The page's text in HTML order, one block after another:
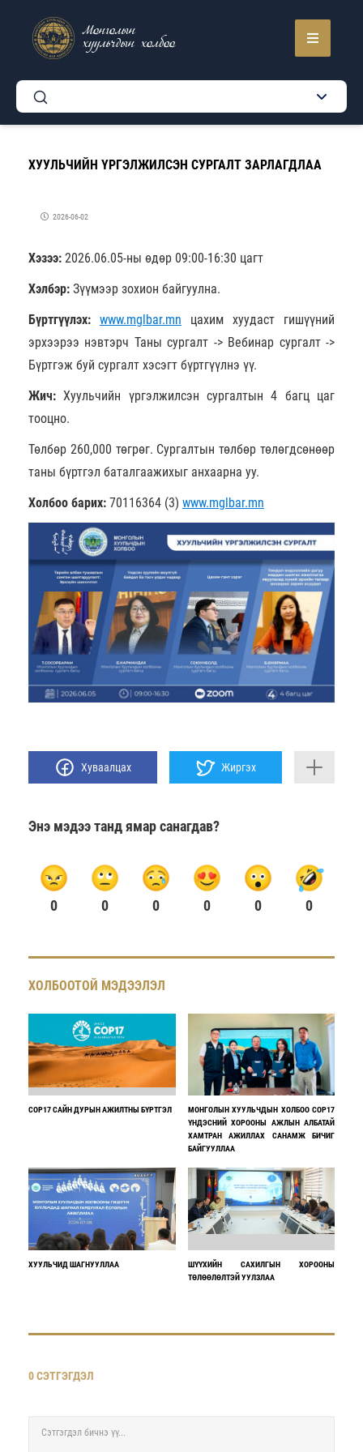
Монголын
хуульчдын холбоо
ХУУЛЬЧИЙН ҮРГЭЛЖИЛСЭН СУРГАЛТ ЗАРЛАГДЛАА
2026-06-02
Хэзээ: 2026.06.05-ны өдөр 09:00-16:30 цагт
Хэлбэр: Зүүмээр зохион байгуулна.
Бүртгүүлэх: www.mglbar.mn цахим хуудаст гишүүний
эрхээрээ нэвтэрч Таны сургалт -> Вебинар сургалт ->
Бүртгэж буй сургалт хэсэгт бүртгүүлнэ үү.
Жич: Хуульчийн үргэлжилсэн сургалтын 4 багц цаг
тооцно.
Төлбөр 260,000 төгрөг. Сургалтын төлбөр төлөгдсөнөөр
таны бүртгэл баталгаажихыг анхаарна уу.
Холбоо барих: 70116364 (3) www.mglbar.mn
Хуваалцах Жиргэх
Энэ мэдээ танд ямар санагдав?
0 0 0 0 0 0
ХОЛБООТОЙ МЭДЭЭЛЭЛ
COP17 САЙН ДУРЫН АЖИЛТНЫ БҮРТГЭЛ
МОНГОЛЫН ХУУЛЬЧДЫН ХОЛБОО COP17
ҮНДЭСНИЙ ХОРООНЫ АЖЛЫН АЛБАТАЙ
ХАМТРАН АЖИЛЛАХ САНАМЖ БИЧИГ
БАЙГУУЛЛАА
ХУУЛЬЧИД ШАГНУУЛЛАА
ШҮҮХИЙН САХИЛГЫН ХОРООНЫ
ТӨЛӨӨЛӨЛТЭЙ УУЛЗЛАА
0 СЭТГЭГДЭЛ